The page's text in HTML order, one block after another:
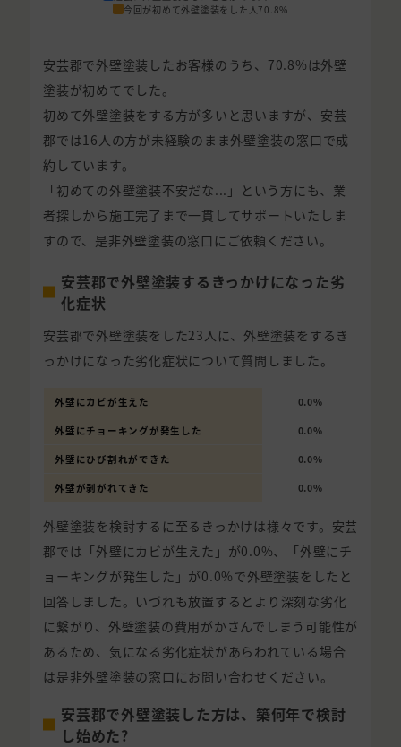
今回が初めて外壁塗装をした人 70.8%
安芸郡で外壁塗装したお客様のうち、70.8%は外壁
塗装が初めてでした。
初めて外壁塗装をする方が多いと思いますが、安芸
郡では16人の方が未経験のまま外壁塗装の窓口で成
約しています。
「初めての外壁塗装不安だな...」という方にも、業
者探しから施工完了まで一貫してサポートいたしま
すので、是非外壁塗装の窓口にご依頼ください。
安芸郡で外壁塗装するきっかけになった劣
化症状
安芸郡で外壁塗装をした23人に、外壁塗装をするき
っかけになった劣化症状について質問しました。
外壁にカビが生えた 0.0%
外壁にチョーキングが発生した 0.0%
外壁にひび割れができた 0.0%
外壁が剥がれてきた 0.0%
外壁塗装を検討するに至るきっかけは様々です。安芸
郡では「外壁にカビが生えた」が0.0%、「外壁にチ
ョーキングが発生した」が0.0%で外壁塗装をしたと
回答しました。いづれも放置するとより深刻な劣化
に繋がり、外壁塗装の費用がかさんでしまう可能性が
あるため、気になる劣化症状があらわれている場合
は是非外壁塗装の窓口にお問い合わせください。
安芸郡で外壁塗装した方は、築何年で検討
し始めた?